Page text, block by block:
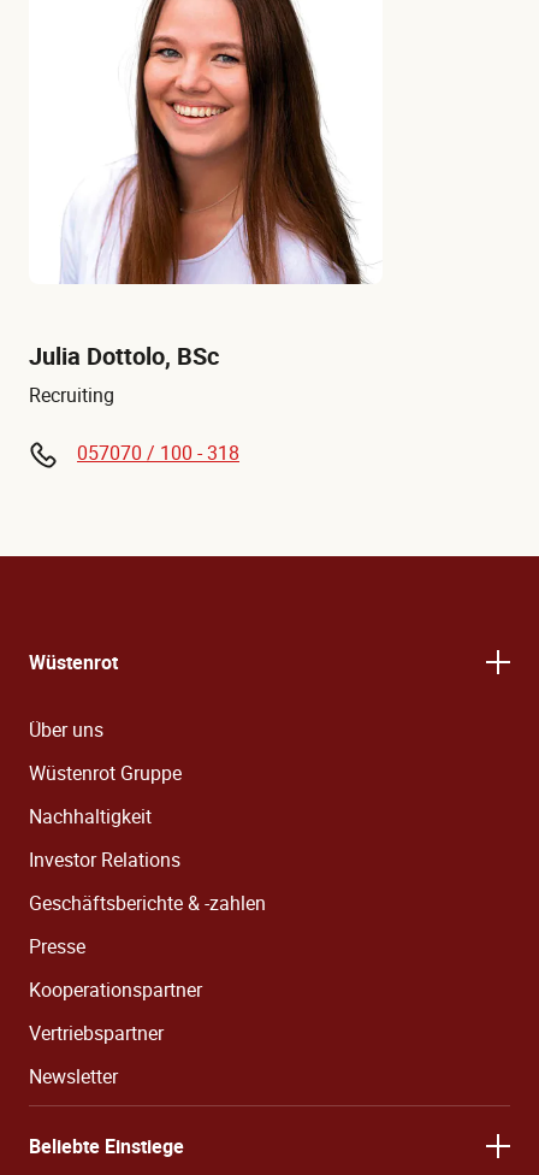
Julia Dottolo, BSc
Recruiting
057070 / 100 - 318
Wüstenrot
Über uns
Wüstenrot Gruppe
Nachhaltigkeit
Investor Relations
Geschäftsberichte & -zahlen
Presse
Kooperationspartner
Vertriebspartner
Newsletter
Beliebte Einstiege